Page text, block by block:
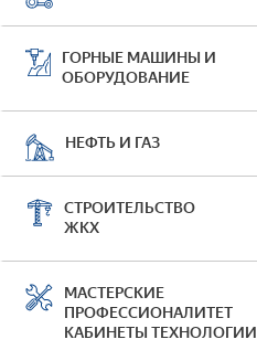
ГОРНЫЕ МАШИНЫ И
ОБОРУДОВАНИЕ
НЕФТЬ И ГАЗ
СТРОИТЕЛЬСТВО
ЖКХ
МАСТЕРСКИЕ
ПРОФЕССИОНАЛИТЕТ
КАБИНЕТЫ ТЕХНОЛОГИИ